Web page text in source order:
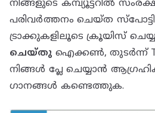
നിങ്ങളുടെ കമ്പ്യൂട്ടറിൽ
പരിവർത്തനം ചെയ്‌ത
ട്രാക്കുകളിലൂടെ ക്രൂയിസ്
ചെയ്തു ഐക്കൺ, തുടർന്ന്
നിങ്ങൾ പ്ലേ ചെയ്യാൻ
ഗാനങ്ങൾ കണ്ടെത്തുക.